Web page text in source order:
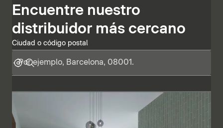
Encuentre nuestro
distribuidor más cercano
Ciudad o código postal